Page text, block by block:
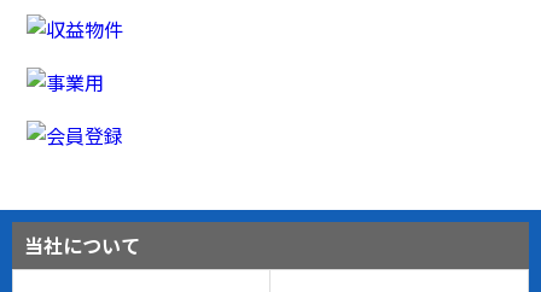
当社について